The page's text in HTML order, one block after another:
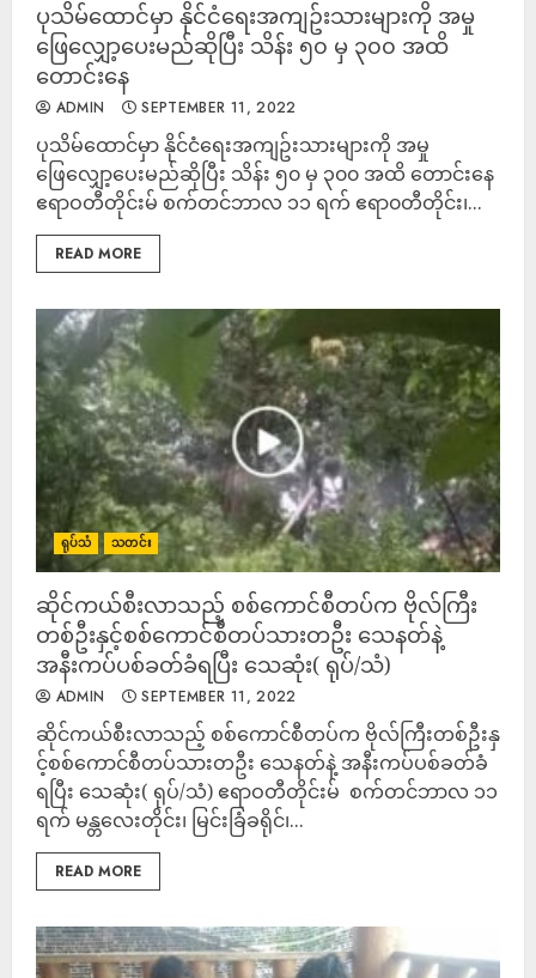
ပုသိမ်ထောင်မှာ နိုင်ငံရေးအကျဥ်းသားများကို အမှု
ဖြေလျှော့ပေးမည်ဆိုပြီး သိန်း ၅၀ မှ ၃၀၀ အထိ
တောင်းနေ
ADMIN SEPTEMBER 11, 2022
ပုသိမ်ထောင်မှာ နိုင်ငံရေးအကျဥ်းသားများကို အမှု
ဖြေလျှော့ပေးမည်ဆိုပြီး သိန်း ၅၀ မှ ၃၀၀ အထိ တောင်းနေ
ဧရာဝတီတိုင်းမ် စက်တင်ဘာလ ၁၁ ရက် ဧရာ၀တီတိုင်း၊...
READ MORE
ရုပ်သံ သတင်း
ဆိုင်ကယ်စီးလာသည့် စစ်ကောင်စီတပ်က ဗိုလ်ကြီး
တစ်ဦးနှင့်စစ်ကောင်စီတပ်သားတဦး သေနတ်နဲ့
အနီးကပ်ပစ်ခတ်ခံရပြီး သေဆုံး( ရုပ်/သံ)
ADMIN SEPTEMBER 11, 2022
ဆိုင်ကယ်စီးလာသည့် စစ်ကောင်စီတပ်က ဗိုလ်ကြီးတစ်ဦးနှ
င့်စစ်ကောင်စီတပ်သားတဦး သေနတ်နဲ့ အနီးကပ်ပစ်ခတ်ခံ
ရပြီး သေဆုံး( ရုပ်/သံ) ဧရာဝတီတိုင်းမ် ​ စက်တင်ဘာလ ၁၁
ရက် မန္တလေးတိုင်း၊ မြင်းခြံခရိုင်၊...
READ MORE